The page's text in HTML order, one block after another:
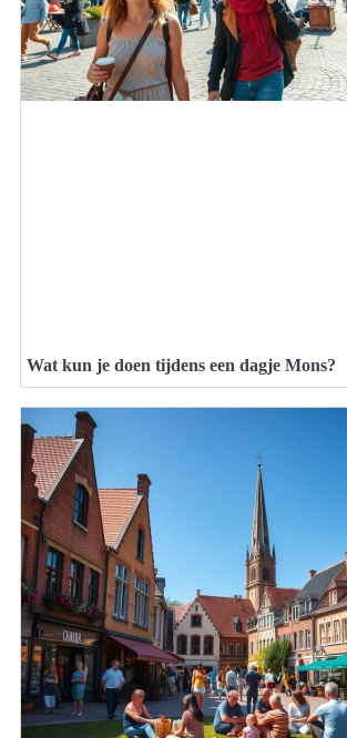
Wat kun je doen tijdens een dagje Mons?